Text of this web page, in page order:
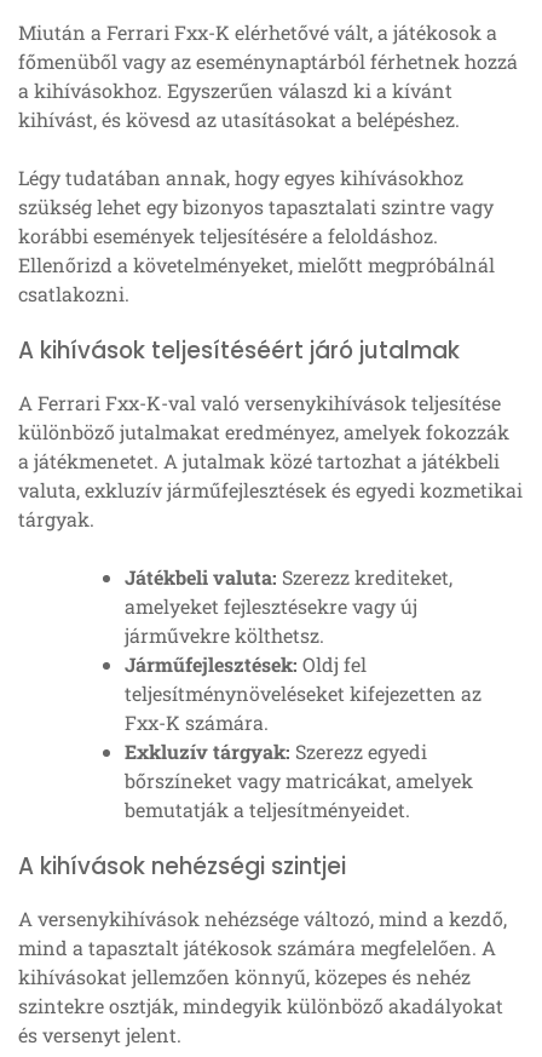
Miután a Ferrari Fxx-K elérhetővé vált, a játékosok a
főmenüből vagy az eseménynaptárból férhetnek hozzá
a kihívásokhoz. Egyszerűen válaszd ki a kívánt
kihívást, és kövesd az utasításokat a belépéshez.
Légy tudatában annak, hogy egyes kihívásokhoz
szükség lehet egy bizonyos tapasztalati szintre vagy
korábbi események teljesítésére a feloldáshoz.
Ellenőrizd a követelményeket, mielőtt megpróbálnál
csatlakozni.
A kihívások teljesítéséért járó jutalmak
A Ferrari Fxx-K-val való versenykihívások teljesítése
különböző jutalmakat eredményez, amelyek fokozzák
a játékmenetet. A jutalmak közé tartozhat a játékbeli
valuta, exkluzív járműfejlesztések és egyedi kozmetikai
tárgyak.
Játékbeli valuta: Szerezz krediteket,
amelyeket fejlesztésekre vagy új
járművekre költhetsz.
Járműfejlesztések: Oldj fel
teljesítménynöveléseket kifejezetten az
Fxx-K számára.
Exkluzív tárgyak: Szerezz egyedi
bőrszíneket vagy matricákat, amelyek
bemutatják a teljesítményeidet.
A kihívások nehézségi szintjei
A versenykihívások nehézsége változó, mind a kezdő,
mind a tapasztalt játékosok számára megfelelően. A
kihívásokat jellemzően könnyű, közepes és nehéz
szintekre osztják, mindegyik különböző akadályokat
és versenyt jelent.